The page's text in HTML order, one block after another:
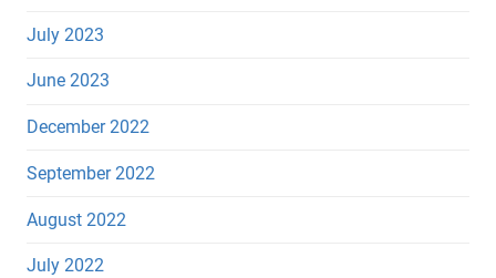
July 2023
June 2023
December 2022
September 2022
August 2022
July 2022